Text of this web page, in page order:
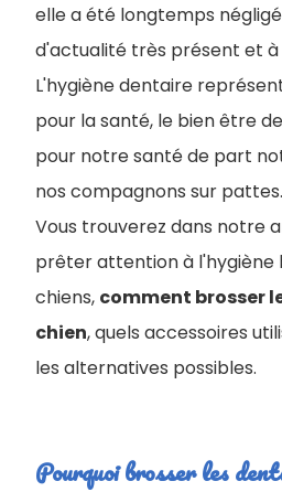
elle a été longtemps
d'actualité très présent et à
L'hygiène dentaire
pour la santé, le bien être
pour notre santé de part
nos compagnons sur pattes.
Vous trouverez dans notre
prêter attention à l'hygiène
chiens, comment brosser
chien, quels accessoires
les alternatives possibles.
Pourquoi brosser les